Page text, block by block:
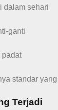
dalam sehari
ganti
padat
standar
Terjadi